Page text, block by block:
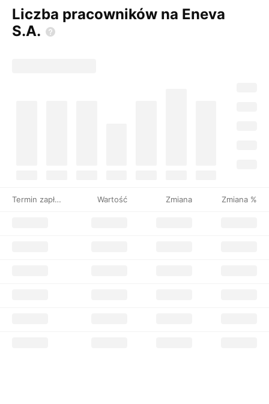
Liczba pracowników na Eneva
S.A.
Termin zapłaty Wartość Zmiana Zmiana %